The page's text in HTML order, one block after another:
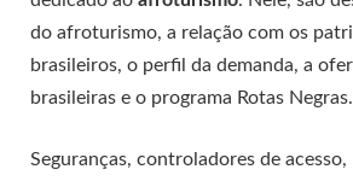
do afroturismo, a relação com os
brasileiros, o perfil da demanda, a
brasileiras e o programa Rotas Negras.
Seguranças, controladores de